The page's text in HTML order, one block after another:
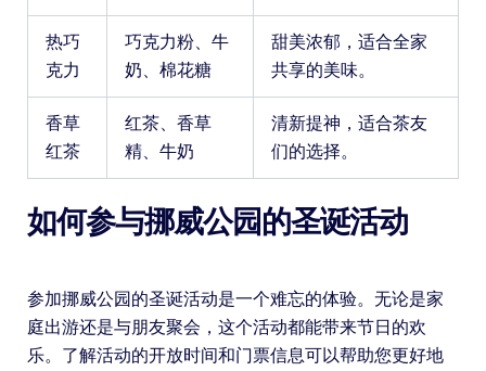
热巧
克力
巧克力粉、牛
奶、棉花糖
甜美浓郁，适合全家
共享的美味。
香草
红茶
红茶、香草
精、牛奶
清新提神，适合茶友
们的选择。
如何参与挪威公园的圣诞活动
参加挪威公园的圣诞活动是一个难忘的体验。无论是家
庭出游还是与朋友聚会，这个活动都能带来节日的欢
乐。了解活动的开放时间和门票信息可以帮助您更好地